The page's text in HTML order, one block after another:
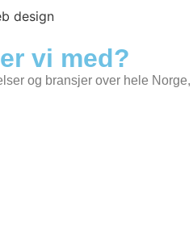
vi med?
og bransjer over hele Norge,